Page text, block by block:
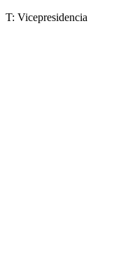
T: Vicepresidencia